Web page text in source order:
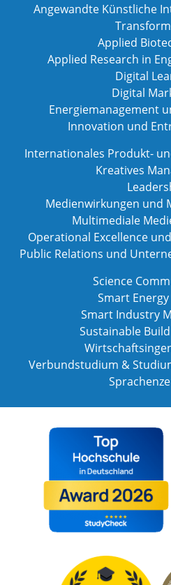
Angewandte Künstliche
Applied
Applied Research in
Digital
Digital
Energiemanagement
Innovation und
Internationales Produkt-
Kreatives
Medienwirkungen und
Multimediale
Operational Excellence
Public Relations und
Science
Smart
Smart Industry
Sustainable
Verbundstudium &